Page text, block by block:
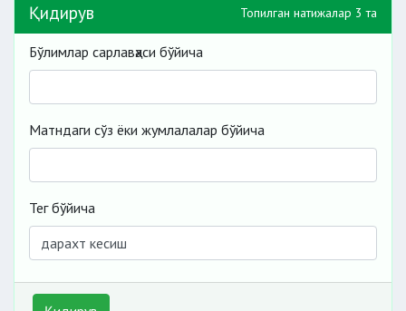
Қидирув Топилган натижалар 3 та
Бўлимлар сарлавҳаси бўйича
Матндаги сўз ёки жумлалалар бўйича
Тег бўйича